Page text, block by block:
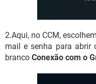
2.Aqui, no CCM,
mail e senha para abrir
branco Conexão com o